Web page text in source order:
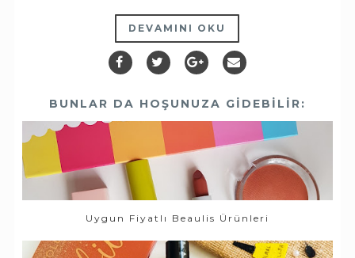
DEVAMINI OKU
BUNLAR DA HOŞUNUZA GIDEBILIR:
Uygun Fiyatlı Beaulis Ürünleri